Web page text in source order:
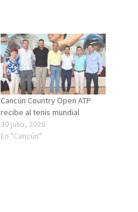
Cancún Country Open ATP
recibe al tenis mundial
30 julio, 2026
En "Cancún"